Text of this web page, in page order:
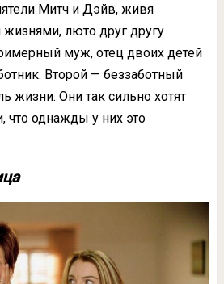
Митч и Дэйв, живя
люто друг другу
муж, отец двоих детей
Второй — беззаботный
жизни. Они так сильно хотят
что однажды у них это